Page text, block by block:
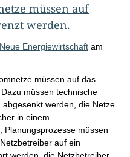
müssen auf
werden.
Energiewirtschaft am
müssen auf das
müssen technische
werden, die Netze
in einem
Planungsprozesse müssen
auf ein
werden, die Netzbetreiber